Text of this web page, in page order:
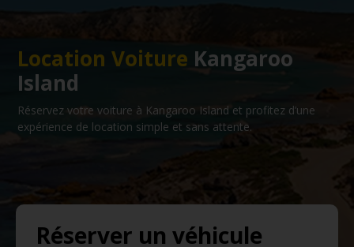
Location Voiture Kangaroo
Island
Réservez votre voiture à Kangaroo Island et profitez d’une
expérience de location simple et sans attente.
Réserver un véhicule